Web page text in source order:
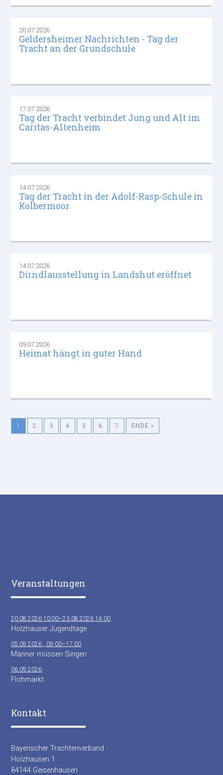
20.07.2026
Geldersheimer Nachrichten - Tag der
Tracht an der Grundschule
17.07.2026
Tag der Tracht verbindet Jung und Alt im
Caritas-Altenheim
14.07.2026
Tag der Tracht in der Adolf-Rasp-Schule in
Kolbermoor
14.07.2026
Dirndlausstellung in Landshut eröffnet
09.07.2026
Heimat hängt in guter Hand
1 2 3 4 5 6 7 ENDE »
Veranstaltungen
20.08.2026 10:00–23.08.2026 14:00
Holzhauser Jugendtage
05.09.2026 , 09:00–17:00
Männer müssen Singen
06.09.2026
Flohmarkt
Kontakt
Bayerischer Trachtenverband
Holzhausen 1
84144 Geisenhausen